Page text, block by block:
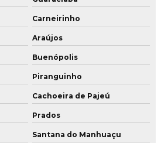
Carneirinho
Araújos
Buenópolis
Piranguinho
Cachoeira de Pajeú
Prados
Santana do Manhuaçu